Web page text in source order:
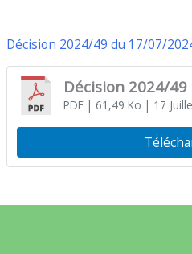
Décision 2024/49 du 17/07/
Décision 2024/
PDF| 61,49 Ko | 17